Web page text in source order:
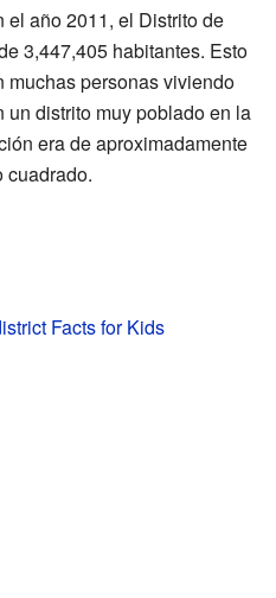
año 2011, el Distrito de
3,447,405 habitantes. Esto
muchas personas viviendo
un distrito muy poblado en la
era de aproximadamente
cuadrado.
Facts for Kids